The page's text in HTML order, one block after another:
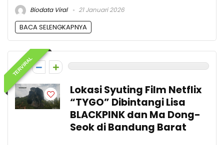
Biodata Viral 21 Januari 2026
BACA SELENGKAPNYA
TERVIRAL
0
Lokasi Syuting Film Netflix
“TYGO” Dibintangi Lisa
BLACKPINK dan Ma Dong-
Seok di Bandung Barat